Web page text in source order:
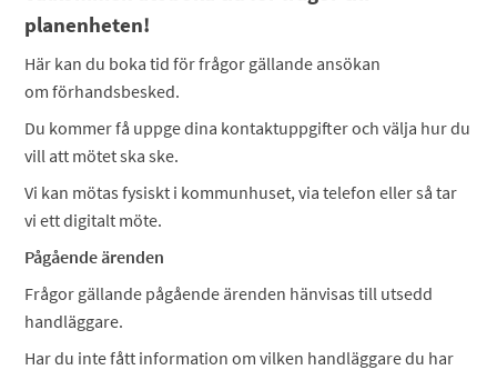
planenheten!
Här kan du boka tid för frågor gällande ansökan
om förhandsbesked.
Du kommer få uppge dina kontaktuppgifter och välja hur du
vill att mötet ska ske.
Vi kan mötas fysiskt i kommunhuset, via telefon eller så tar
vi ett digitalt möte.
Pågående ärenden
Frågor gällande pågående ärenden hänvisas till utsedd
handläggare.
Har du inte fått information om vilken handläggare du har